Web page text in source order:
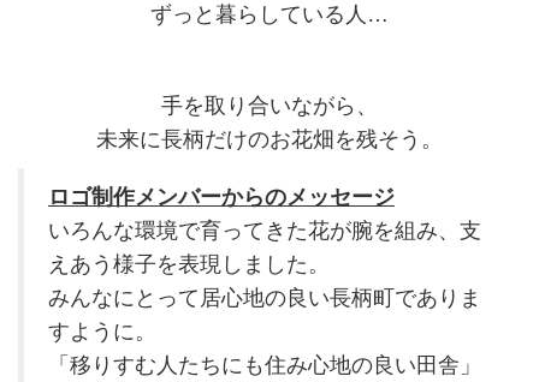
ずっと暮らしている人…
手を取り合いながら、
未来に長柄だけのお花畑を残そう。
ロゴ制作メンバーからのメッセージ
いろんな環境で育ってきた花が腕を組み、支
えあう様子を表現しました。
みんなにとって居心地の良い長柄町でありま
すように。
「移りすむ人たちにも住み心地の良い田舎」